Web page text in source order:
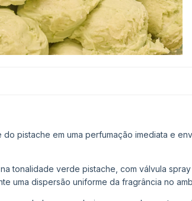
pistache em uma perfumação imediata e
tonalidade verde pistache, com válvula
uma dispersão uniforme da fragrância no